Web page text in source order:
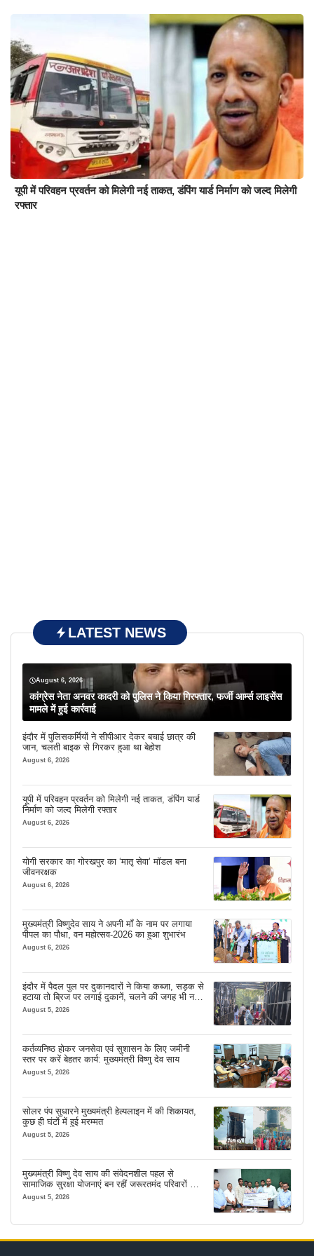
यूपी में परिवहन प्रवर्तन को मिलेगी नई ताकत, डंपिंग यार्ड निर्माण को जल्द मिलेगी
रफ्तार
LATEST NEWS
August 6, 2026
कांग्रेस नेता अनवर कादरी को पुलिस ने किया गिरफ्तार, फर्जी आर्म्स लाइसेंस
मामले में हुई कार्रवाई
इंदौर में पुलिसकर्मियों ने सीपीआर देकर बचाई छात्र की
जान, चलती बाइक से गिरकर हुआ था बेहोश
August 6, 2026
यूपी में परिवहन प्रवर्तन को मिलेगी नई ताकत, डंपिंग यार्ड
निर्माण को जल्द मिलेगी रफ्तार
August 6, 2026
योगी सरकार का गोरखपुर का ‘मातृ सेवा’ मॉडल बना
जीवनरक्षक
August 6, 2026
मुख्यमंत्री विष्णुदेव साय ने अपनी माँ के नाम पर लगाया
पीपल का पौधा, वन महोत्सव-2026 का हुआ शुभारंभ
August 6, 2026
इंदौर में पैदल पुल पर दुकानदारों ने किया कब्जा, सड़क से
हटाया तो ब्रिज पर लगाई दुकानें, चलने की जगह भी नहीं
मिल रही
August 5, 2026
कर्तव्यनिष्ठ होकर जनसेवा एवं सुशासन के लिए जमीनी
स्तर पर करें बेहतर कार्य: मुख्यमंत्री विष्णु देव साय
August 5, 2026
सोलर पंप सुधारने मुख्यमंत्री हेल्पलाइन में की शिकायत,
कुछ ही घंटों में हुई मरम्मत
August 5, 2026
मुख्यमंत्री विष्णु देव साय की संवेदनशील पहल से
सामाजिक सुरक्षा योजनाएं बन रहीं जरूरतमंद परिवारों का
मजबूत सहारा
August 5, 2026